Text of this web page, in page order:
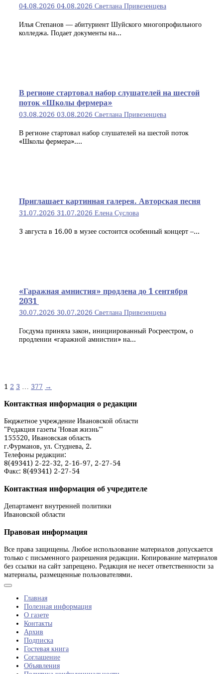
04.08.2026 04.08.2026 Светлана Привезенцева
Илья Степанов — абитуриент Шуйского многопрофильного
колледжа. Подает документы на...
В регионе стартовал набор слушателей на шестой
поток «Школы фермера»
03.08.2026 03.08.2026 Светлана Привезенцева
В регионе стартовал набор слушателей на шестой поток
«Школы фермера»....
Приглашает картинная галерея. Авторская песня
31.07.2026 31.07.2026 Елена Суслова
3 августа в 16.00 в музее состоится особенный концерт –...
«Гаражная амнистия» продлена до 1 сентября
2031
30.07.2026 30.07.2026 Светлана Привезенцева
Госдума приняла закон, инициированный Росреестром, о
продлении «гаражной амнистии» на...
Навигация
по
1 2 3 377 →
Контактная информация о редакции
Бюджетное учреждение Ивановской области
"Редакция газеты 'Новая жизнь'"
155520, Ивановская область
г.Фурманов, ул. Студнева, 2.
Телефоны редакции:
8(49341) 2-22-32, 2-16-97, 2-27-54
Факс: 8(49341) 2-27-54
Контактная информация об учредителе
Департамент внутренней политики
Ивановской области
Правовая информация
Все права защищены. Любое использование материалов допускается
только с письменного разрешения редакции. Копирование материалов
без ссылки на сайт запрещено. Редакция не несет ответственности за
материалы, размещенные пользователями.
Главная
Полезная информация
О газете
Контакты
Архив
Подписка
Гостевая книга
Соглашение
Объявления